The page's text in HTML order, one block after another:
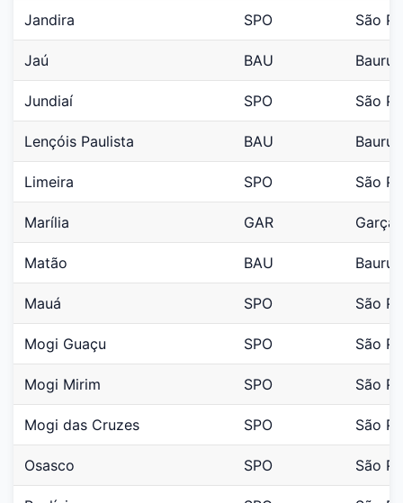
Jandira SPO São
Jaú BAU Bauru
Jundiaí SPO São
Lençóis Paulista BAU Bauru
Limeira SPO São
Marília GAR Garça
Matão BAU Bauru
Mauá SPO São
Mogi Guaçu SPO São
Mogi Mirim SPO São
Mogi das Cruzes SPO São
Osasco SPO São